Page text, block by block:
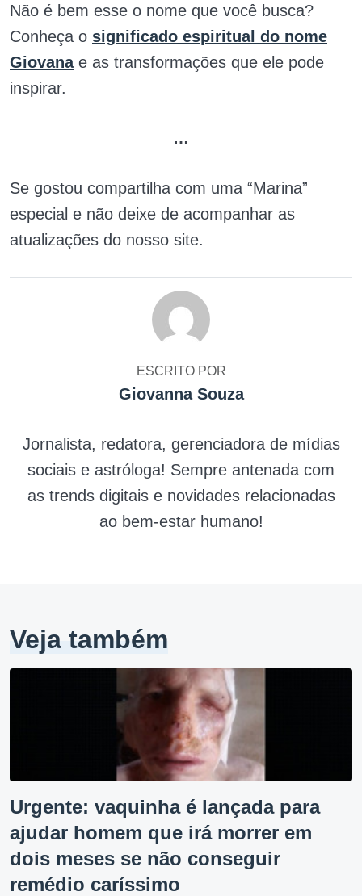
Não é bem esse o nome que você busca?
Conheça o significado espiritual do nome
Giovanae as transformações que ele pode
inspirar.
…
Se gostou compartilha com uma “Marina”
especial e não deixe de acompanhar as
atualizações do nosso site.
ESCRITO POR
Giovanna Souza
Jornalista, redatora, gerenciadora de mídias
sociais e astróloga! Sempre antenada com
as trends digitais e novidades relacionadas
ao bem-estar humano!
Veja também
Urgente: vaquinha é lançada para
ajudar homem que irá morrer em
dois meses se não conseguir
remédio caríssimo